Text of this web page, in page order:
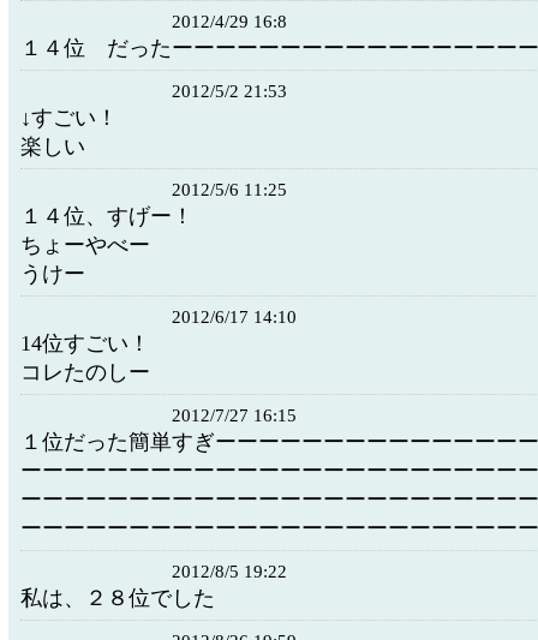
2012/4/29 16:8
１４位 だったーーーーーーーーーーーーーーーー
2012/5/2 21:53
↓すごい！
楽しい
2012/5/6 11:25
１４位、すげー！
ちょーやべー
うけー
2012/6/17 14:10
14位すごい！
コレたのしー
2012/7/27 16:15
１位だった簡単すぎーーーーーーーーーーーーーー
ーーーーーーーーーーーーーーーーーーーーーーー
ーーーーーーーーーーーーーーーーーーーーーーー
ーーーーーーーーーーーーーーーーーーーーーーー
2012/8/5 19:22
私は、２８位でした